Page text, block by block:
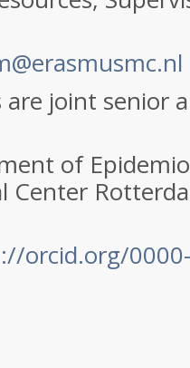
are joint senior
of
Center
orcid.org/